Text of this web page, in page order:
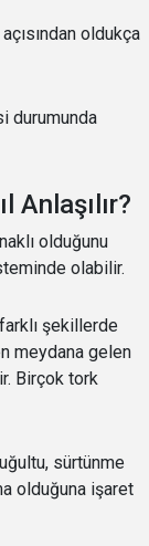
oldukça
durumunda
Anlaşılır?
olduğunu
olabilir.
şekillerde
meydana gelen
Birçok tork
sürtünme
olduğuna işaret